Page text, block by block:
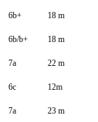
6b+
18 m
6b/b+
18 m
7a
22 m
6c
12m
7a
23 m